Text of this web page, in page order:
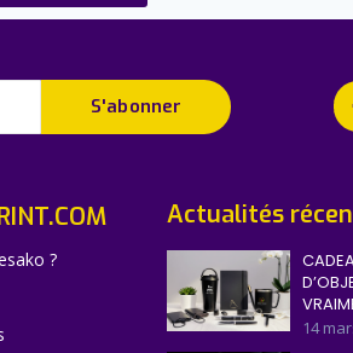
S'abonner
?
Actualités
14